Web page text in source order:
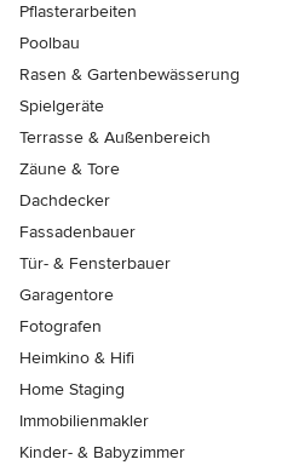
Pflasterarbeiten
Poolbau
Rasen & Gartenbewässerung
Spielgeräte
Terrasse & Außenbereich
Zäune & Tore
Dachdecker
Fassadenbauer
Tür- & Fensterbauer
Garagentore
Fotografen
Heimkino & Hifi
Home Staging
Immobilienmakler
Kinder- & Babyzimmer